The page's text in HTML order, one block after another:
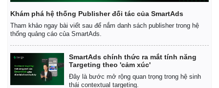
Pháp luật
Quân sự - Quốc phòng
Khám phá hệ thống Publisher đối tác của SmartAds
Tham khảo ngay bài viết sau để nắm danh sách publisher trong hệ
thống quảng cáo của SmartAds.
SmartAds chính thức ra mắt tính năng
Targeting theo 'cảm xúc'
Đây là bước mở rộng quan trọng trong hệ sinh
thái contextual targeting.